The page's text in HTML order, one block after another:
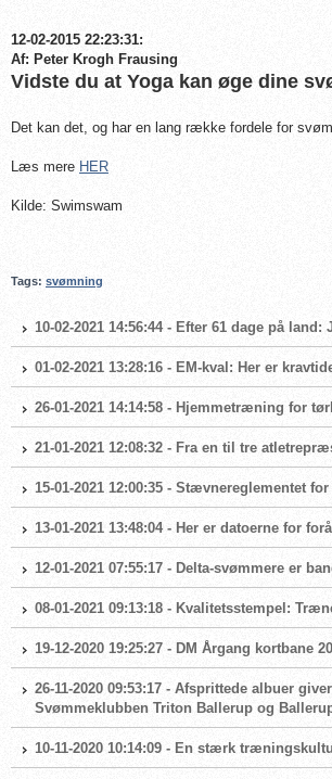
12-02-2015 22:23:31:
Af: Peter Krogh Frausing
Vidste du at Yoga kan øge dine
Det kan det, og har en lang række fordele for
Læs mere HER
Kilde: Swimswam
Tags: svømning
10-02-2021 14:56:44 - Efter 61 dage på
01-02-2021 13:28:16 - EM-kval: Her er
26-01-2021 14:14:58 - Hjemmetræning for
21-01-2021 12:08:32 - Fra en til tre
15-01-2021 12:00:35 - Stævnereglementet
13-01-2021 13:48:04 - Her er datoerne for
12-01-2021 07:55:17 - Delta-svømmere er
08-01-2021 09:13:18 - Kvalitetsstempel:
19-12-2020 19:25:27 - DM Årgang kortbane
26-11-2020 09:53:17 - Afsprittede albuer
Svømmeklubben Triton Ballerup og
10-11-2020 10:14:09 - En stærk